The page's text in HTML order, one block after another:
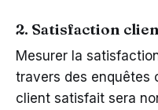
2. Satisfaction
Mesurer la
travers des enquêtes
client satisfait sera